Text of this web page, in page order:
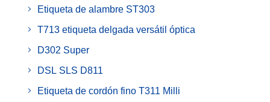
Etiqueta de alambre ST303
T713 etiqueta delgada versátil óptica
D302 Super
DSL SLS D811
Etiqueta de cordón fino T311 Milli